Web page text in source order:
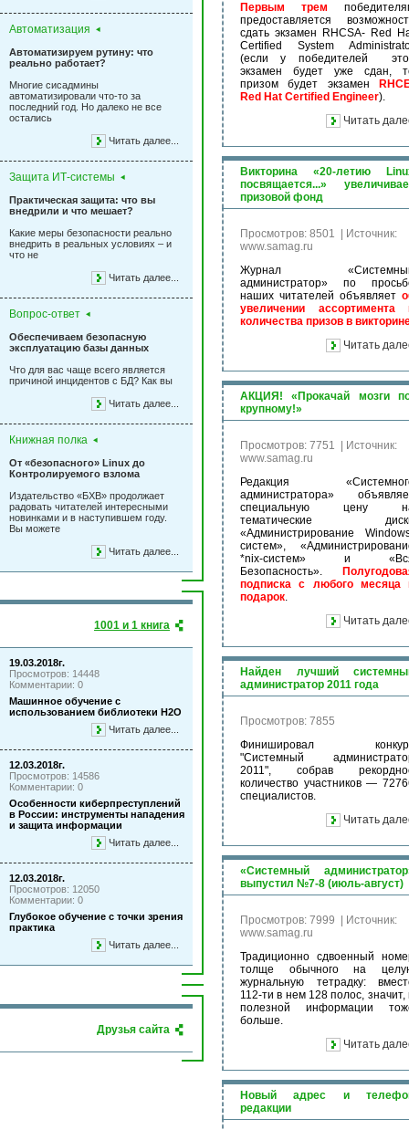
Автоматизация
Автоматизируем рутину: что
реально работает?
Многие сисадмины
автоматизировали что-то за
последний год. Но далеко не все
остались
Читать далее...
Защита ИТ-системы
Практическая защита: что вы
внедрили и что мешает?
Какие меры безопасности реально
внедрить в реальных условиях – и
что не
Читать далее...
Вопрос-ответ
Обеспечиваем безопасную
эксплуатацию базы данных
Что для вас чаще всего является
причиной инцидентов с БД? Как вы
Читать далее...
Книжная полка
От «безопасного» Linux до
Контролируемого взлома
Издательство «БХВ» продолжает
радовать читателей интересными
новинками и в наступившем году.
Вы можете
Читать далее...
1001 и 1 книга
19.03.2018г.
Просмотров: 14448
Комментарии: 0
Машинное обучение с
использованием библиотеки Н2О
Читать далее...
12.03.2018г.
Просмотров: 14586
Комментарии: 0
Особенности киберпреступлений
в России: инструменты нападения
и защита информации
Читать далее...
12.03.2018г.
Просмотров: 12050
Комментарии: 0
Глубокое обучение с точки зрения
практика
Читать далее...
Друзья сайта
Первым
трем
предоставляется
сдать экзамен RHCSA- Red
Certified System
(если у победителей
экзамен будет уже сдан,
призом будет экзамен
Red Hat Certified Engineer).
Читать
Викторина «20-летию
посвящается...»
призовой фонд
Просмотров: 8501
Источник:
www.samag.ru
Журнал
администратор» по
наших читателей объявляет
увеличении ассортимента
количества призов в
Читать
АКЦИЯ! «Прокачай мозги
крупному!»
Просмотров: 7751
Источник:
www.samag.ru
Редакция
администратора»
специальную цену
тематические
«Администрирование
систем»,
*nix-систем» и
Безопасность».
подписка с любого месяца
подарок.
Читать
Найден лучший
администратор 2011 года
Просмотров: 7855
Финишировал
"Системный
2011", собрав
количество участников —
специалистов.
Читать
«Системный
выпустил №7-8 (июль-август)
Просмотров: 7999
Источник:
www.samag.ru
Традиционно сдвоенный
толще обычного на
журнальную тетрадку:
112-ти в нем 128 полос, значит,
полезной информации
больше.
Читать
Новый адрес и
редакции